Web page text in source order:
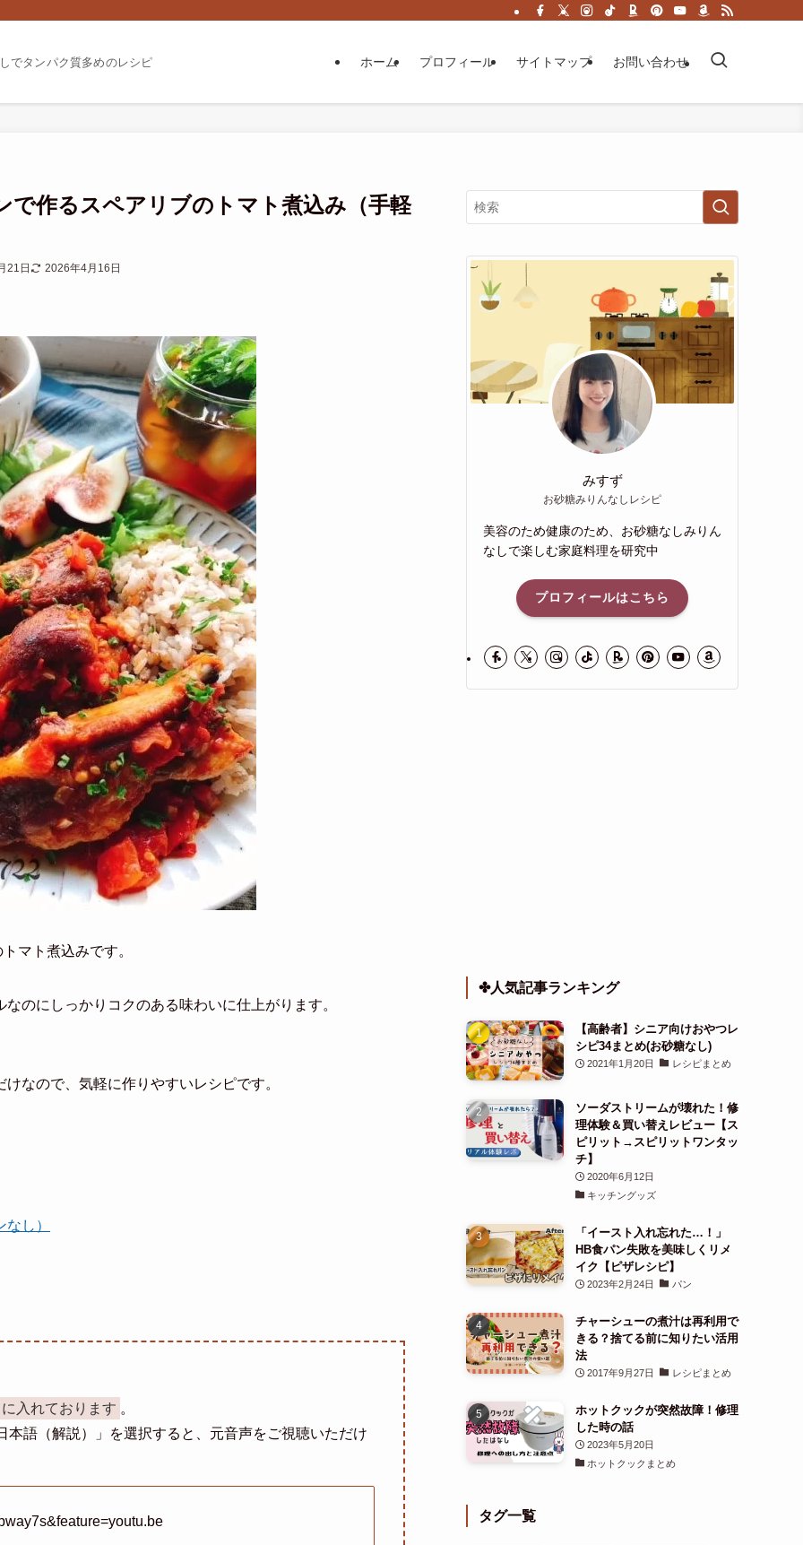
でタンパク質多めのレシピ ホーム プロフィール サイトマップ お問い合わせ
で作るスペアリブのトマト煮込み（手軽
21日 2026年4月16日
マト煮込みです。
のにしっかりコクのある味わいに仕上がります。
なので、気軽に作りやすいレシピです。
し）
入れております 。
語（解説）」を選択すると、元音声をご視聴いただけ
みすず
お砂糖みりんなしレシピ
美容のため健康のため、お砂糖なしみりん
なしで楽しむ家庭料理を研究中
プロフィールはこちら
✤人気記事ランキング
【高齢者】シニア向けおやつレ
シピ34まとめ(お砂糖なし)
2021年1月20日 レシピまとめ
ソーダストリームが壊れた！修
理体験＆買い替えレビュー【ス
ピリット→スピリットワンタッ
チ】
2020年6月12日
キッチングッズ
「イースト入れ忘れた…！」
HB食パン失敗を美味しくリメ
イク【ピザレシピ】
2023年2月24日 パン
チャーシューの煮汁は再利用で
きる？捨てる前に知りたい活用
法
2017年9月27日 レシピまとめ
ホットクックが突然故障！修理
した時の話
2023年5月20日
ホットクックまとめ
タグ一覧